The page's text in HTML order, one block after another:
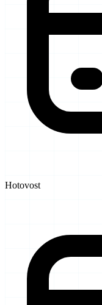
Hotovost